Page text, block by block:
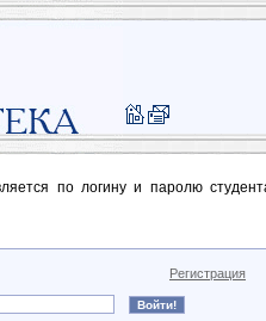
по логину и паролю
Регистрация